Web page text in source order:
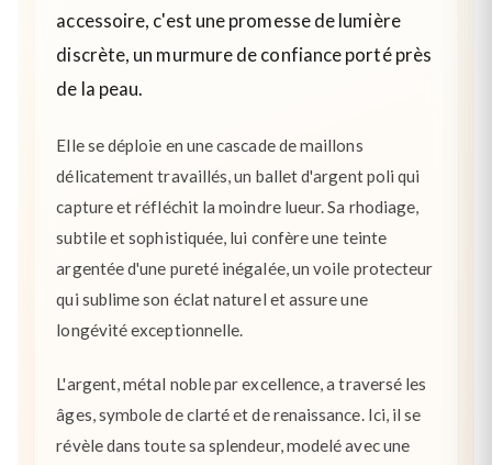
accessoire, c'est une promesse de lumière
discrète, un murmure de confiance porté près
de la peau.
Elle se déploie en une cascade de maillons
délicatement travaillés, un ballet d'argent poli qui
capture et réfléchit la moindre lueur. Sa rhodiage,
subtile et sophistiquée, lui confère une teinte
argentée d'une pureté inégalée, un voile protecteur
qui sublime son éclat naturel et assure une
longévité exceptionnelle.
L'argent, métal noble par excellence, a traversé les
âges, symbole de clarté et de renaissance. Ici, il se
révèle dans toute sa splendeur, modelé avec une